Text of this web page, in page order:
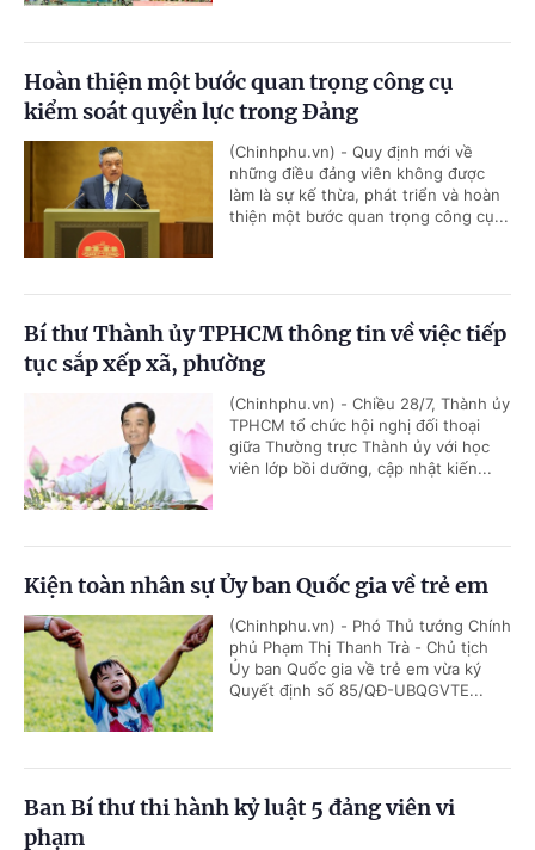
Hoàn thiện một bước quan trọng công cụ
kiểm soát quyền lực trong Đảng
(Chinhphu.vn) - Quy định mới về
những điều đảng viên không được
làm là sự kế thừa, phát triển và hoàn
thiện một bước quan trọng công cụ...
Bí thư Thành ủy TPHCM thông tin về việc tiếp
tục sắp xếp xã, phường
(Chinhphu.vn) - Chiều 28/7, Thành ủy
TPHCM tổ chức hội nghị đối thoại
giữa Thường trực Thành ủy với học
viên lớp bồi dưỡng, cập nhật kiến...
Kiện toàn nhân sự Ủy ban Quốc gia về trẻ em
(Chinhphu.vn) - Phó Thủ tướng Chính
phủ Phạm Thị Thanh Trà - Chủ tịch
Ủy ban Quốc gia về trẻ em vừa ký
Quyết định số 85/QĐ-UBQGVTE...
Ban Bí thư thi hành kỷ luật 5 đảng viên vi
phạm